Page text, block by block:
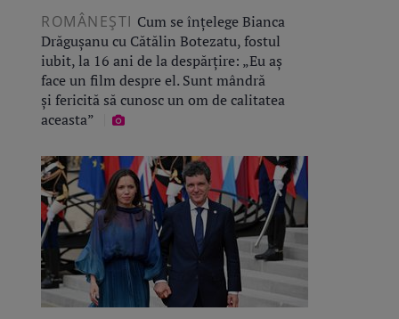
ROMÂNEŞTI Cum se înțelege Bianca
Drăgușanu cu Cătălin Botezatu, fostul
iubit, la 16 ani de la despărțire: „Eu aș
face un film despre el. Sunt mândră
și fericită să cunosc un om de calitatea
aceasta”